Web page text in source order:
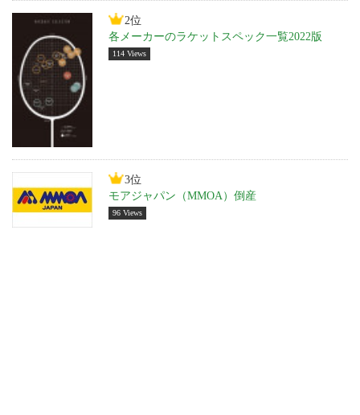
2位
各メーカーのラケットスペック一覧2022版
114 Views
3位
モアジャパン（MMOA）倒産
96 Views